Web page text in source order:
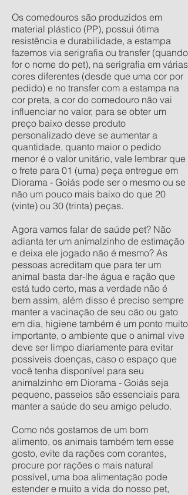
Os comedouros são produzidos em
material plástico (PP), possui ótima
resistência e durabilidade, a estampa
fazemos via serigrafia ou transfer (quando
for o nome do pet), na serigrafia em várias
cores diferentes (desde que uma cor por
pedido) e no transfer com a estampa na
cor preta, a cor do comedouro não vai
influenciar no valor, para se obter um
preço baixo desse produto
personalizado deve se aumentar a
quantidade, quanto maior o pedido
menor é o valor unitário, vale lembrar que
o frete para 01 (uma) peça entregue em
Diorama - Goiás pode ser o mesmo ou se
não um pouco mais baixo do que 20
(vinte) ou 30 (trinta) peças.
Agora vamos falar de saúde pet? Não
adianta ter um animalzinho de estimação
e deixa ele jogado não é mesmo? As
pessoas acreditam que para ter um
animal basta dar-lhe água e ração que
está tudo certo, mas a verdade não é
bem assim, além disso é preciso sempre
manter a vacinação de seu cão ou gato
em dia, higiene também é um ponto muito
importante, o ambiente que o animal vive
deve ser limpo diariamente para evitar
possíveis doenças, caso o espaço que
você tenha disponível para seu
animalzinho em Diorama - Goiás seja
pequeno, passeios são essenciais para
manter a saúde do seu amigo peludo.
Como nós gostamos de um bom
alimento, os animais também tem esse
gosto, evite da rações com corantes,
procure por rações o mais natural
possível, uma boa alimentação pode
estender e muito a vida do nosso pet,